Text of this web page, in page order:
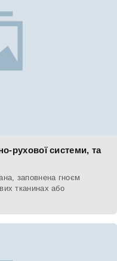
рухової системи, та
заповнена гноєм
тканинах або